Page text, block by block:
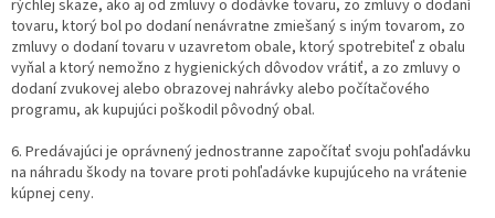
rýchlej skaze, ako aj od zmluvy o dodávke tovaru, zo zmluvy o dodaní
tovaru, ktorý bol po dodaní nenávratne zmiešaný s iným tovarom, zo
zmluvy o dodaní tovaru v uzavretom obale, ktorý spotrebiteľ z obalu
vyňal a ktorý nemožno z hygienických dôvodov vrátiť, a zo zmluvy o
dodaní zvukovej alebo obrazovej nahrávky alebo počítačového
programu, ak kupujúci poškodil pôvodný obal.
6. Predávajúci je oprávnený jednostranne započítať svoju pohľadávku
na náhradu škody na tovare proti pohľadávke kupujúceho na vrátenie
kúpnej ceny.